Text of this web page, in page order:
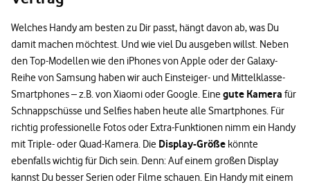
Welches Handy am besten zu Dir passt, hängt davon ab, was Du
damit machen möchtest. Und wie viel Du ausgeben willst. Neben
den Top-Modellen wie den iPhones von Apple oder der Galaxy-
Reihe von Samsung haben wir auch Einsteiger- und Mittelklasse-
Smartphones – z.B. von Xiaomi oder Google. Einegute Kamera für
Schnappschüsse und Selfies haben heute alle Smartphones. Für
richtig professionelle Fotos oder Extra-Funktionen nimm ein Handy
mit Triple- oder Quad-Kamera. Die Display-Größe könnte
ebenfalls wichtig für Dich sein. Denn: Auf einem großen Display
kannst Du besser Serien oder Filme schauen. Ein Handy mit einem